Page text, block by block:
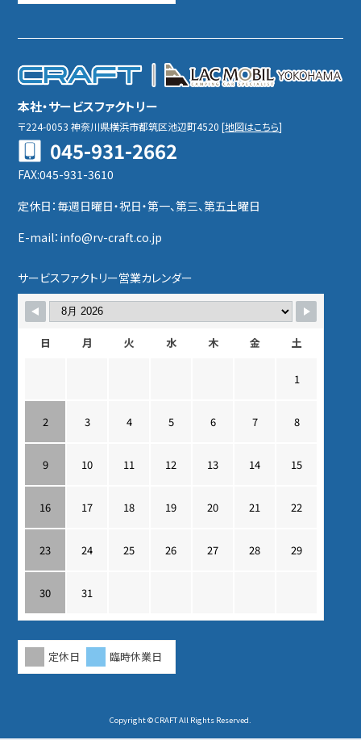
本社・サービスファクトリー
〒224-0053神奈川県横浜市都筑区池辺町4520[地図はこちら]
045-931-2662
FAX:045-931-3610
定休日：毎週日曜日・祝日・第一、第三、第五土曜日
E-mail：info@rv-craft.co.jp
サービスファクトリー営業カレンダー
日 月 火 水 木 金 土
1
2 3 4 5 6 7 8
9 10 11 12 13 14 15
16 17 18 19 20 21 22
23 24 25 26 27 28 29
30 31
定休日 臨時休業日
Copyright © CRAFT All Rights Reserved.